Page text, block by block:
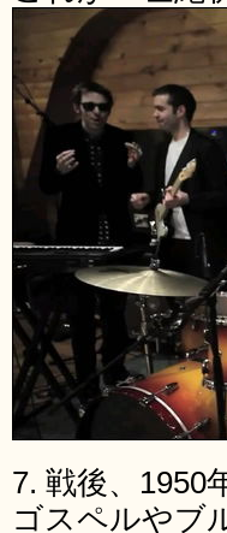
7. 戦後、1950
ゴスペルやブ